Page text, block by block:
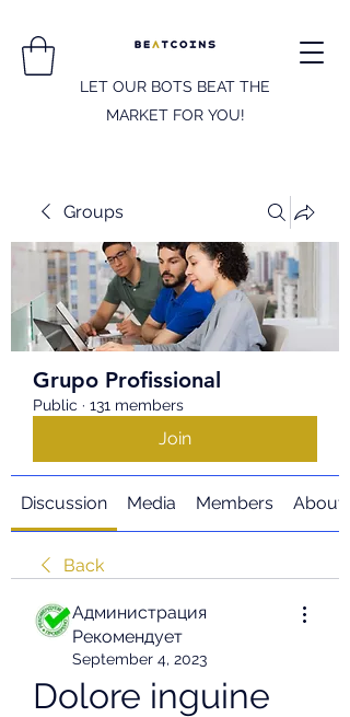
LET OUR BOTS BEAT THE
MARKET FOR YOU!
Groups
Grupo Profissional
Public · 131 members
Join
Discussion Media Members About
Back
Администрация
Рекомендует
September 4, 2023
Dolore inguine